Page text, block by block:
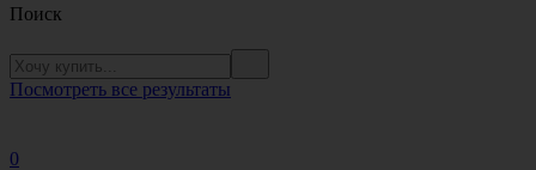
Поиск
Посмотреть все результаты
0